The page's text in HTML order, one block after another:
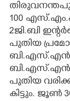
LITERATURE
ZOOM
CONTACT US
100
2ജി.ബി
പുതിയ
പുതിയ
കിട്ടും. ജൂൺ